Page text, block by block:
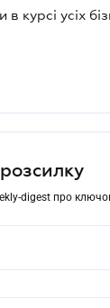
в курсі усіх
digest про